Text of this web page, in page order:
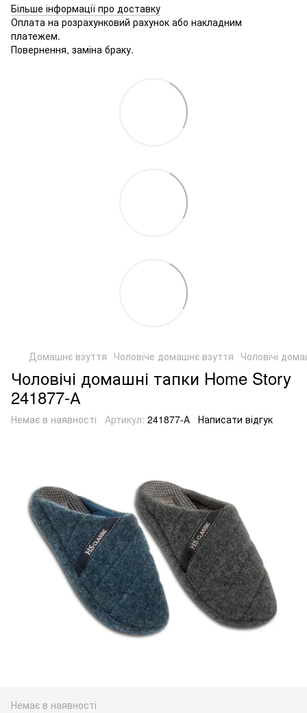
Більше інформації про доставку
Оплата на розрахунковий рахунок або накладним
платежем.
Повернення, заміна браку.
Домашнє взуття Чоловіче домашнє взуття Чоловічі
Чоловічі домашні тапки Home Story
241877-А
Немає в наявності Артикул: 241877-А Написати відгук
Немає в наявності